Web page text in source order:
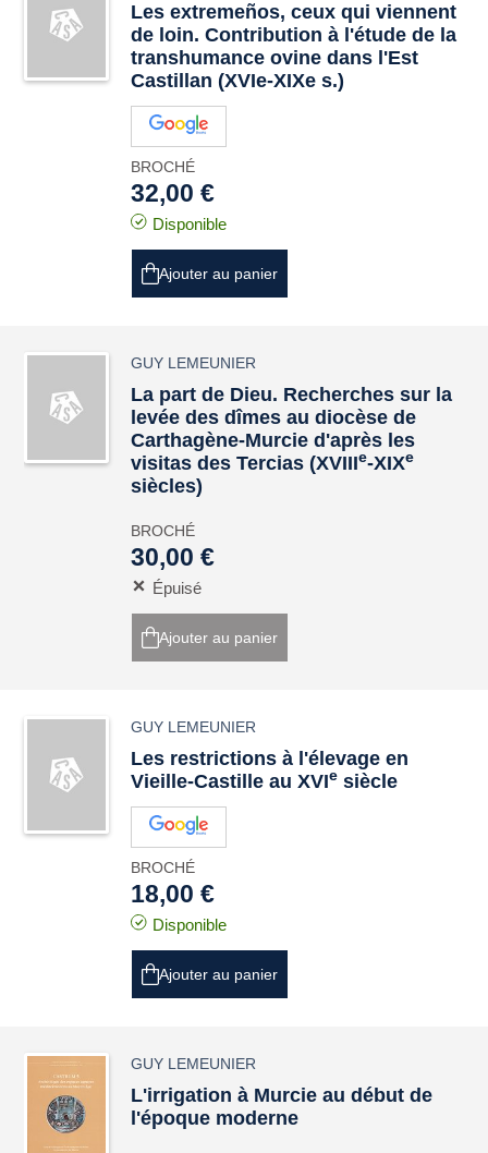
Les extremeños, ceux qui viennent
de loin. Contribution à l'étude de la
transhumance ovine dans l'Est
Castillan (XVIe-XIXe s.)
BROCHÉ
32,00 €
Disponible
Ajouter au panier
GUY LEMEUNIER
La part de Dieu. Recherches sur la
levée des dîmes au diocèse de
Carthagène-Murcie d'après les
visitas des Tercias (XVIIIe-XIXe
siècles)
BROCHÉ
30,00 €
Épuisé
Ajouter au panier
GUY LEMEUNIER
Les restrictions à l'élevage en
Vieille-Castille au XVIe siècle
BROCHÉ
18,00 €
Disponible
Ajouter au panier
GUY LEMEUNIER
L'irrigation à Murcie au début de
l'époque moderne